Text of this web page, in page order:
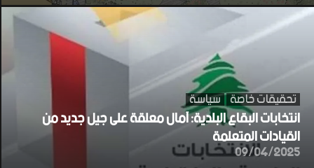
تحقيقات خاصة سياسة
انتخابات البقاع البلدية: آمال معلقة على جيل جديد من
القيادات المتعلمة
09/04/2025